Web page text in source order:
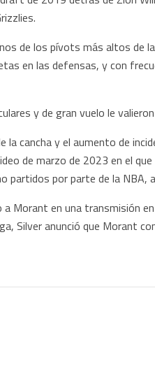
de los pívots más altos de
en las defensas, y con
y de gran vuelo le
la cancha y el aumento de
de marzo de 2023 en el
partidos por parte de la NBA,
a Morant en una transmisión
Silver anunció que Morant